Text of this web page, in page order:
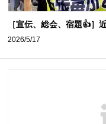
［宣伝、総会、宿題👍］
2026/5/17